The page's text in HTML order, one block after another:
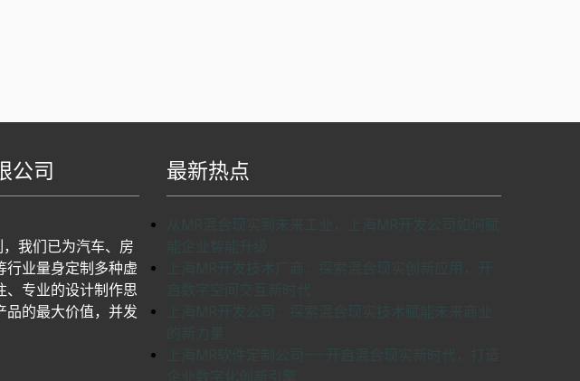
公司
我们已为汽车、房
行业量身定制多种虚
、专业的设计制作思
品的最大价值，并发
最新热点